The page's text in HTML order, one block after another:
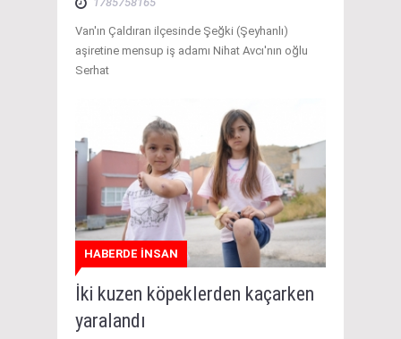
Van'ın Çaldıran ilçesinde Şeğki (Şeyhanlı)
aşiretine mensup iş adamı Nihat Avcı'nın oğlu
Serhat
HABERDE İNSAN
İki kuzen köpeklerden kaçarken
yaralandı